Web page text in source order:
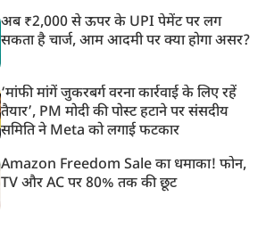
अब ₹2,000 से ऊपर के UPI पेमेंट पर लग
सकता है चार्ज, आम आदमी पर क्या होगा असर?
‘मांफी मांगें जुकरबर्ग वरना कार्रवाई के लिए रहें
तैयार’, PM मोदी की पोस्ट हटाने पर संसदीय
समिति ने Meta को लगाई फटकार
Amazon Freedom Sale का धमाका! फोन,
TV और AC पर 80% तक की छूट